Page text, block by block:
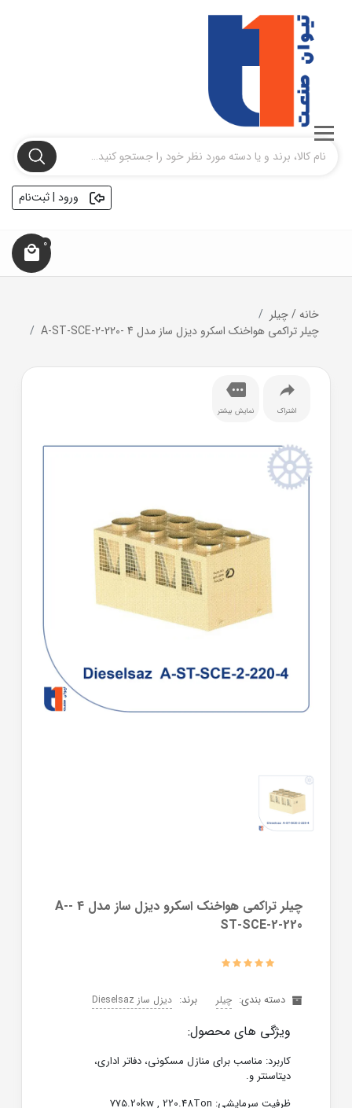
ورود | ثبت‌نام
0
خانه/چیلر
چیلر تراکمی هواخنک اسکرو دیزل ساز مدل 4 -A-ST-SCE-2-220
اشتراک نمایش بیشتر
چیلر تراکمی هواخنک اسکرو دیزل ساز مدل 4 -A-
ST-SCE-2-220
دسته بندی: چیلر برند: دیزل ساز Dieselsaz
ویژگی های محصول:
کاربرد: مناسب برای منازل مسکونی، دفاتر اداری،
دیتاسنتر و.
ظرفیت سرمایشی: 775.20kw , 220.48Ton